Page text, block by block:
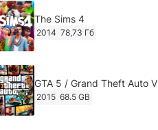
The Sims 4
2014 78,73 Гб
GTA 5 / Grand Theft Auto V
2015 68.5 GB